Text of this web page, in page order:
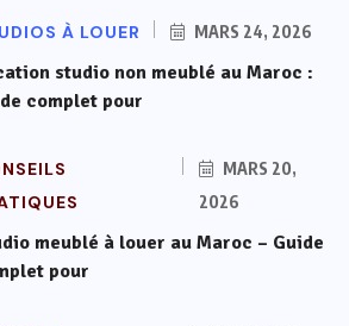
À LOUER MARS 24, 2026
studio non meublé au Maroc :
complet pour
MARS 20,
2026
meublé à louer au Maroc – Guide
pour